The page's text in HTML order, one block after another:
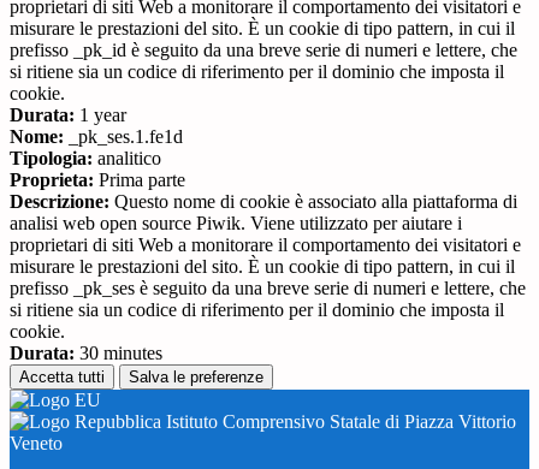
proprietari di siti Web a monitorare il comportamento dei visitatori e
misurare le prestazioni del sito. È un cookie di tipo pattern, in cui il
prefisso _pk_id è seguito da una breve serie di numeri e lettere, che
si ritiene sia un codice di riferimento per il dominio che imposta il
cookie.
Durata: 1 year
Nome: _pk_ses.1.fe1d
Tipologia: analitico
Proprieta: Prima parte
Descrizione: Questo nome di cookie è associato alla piattaforma di
analisi web open source Piwik. Viene utilizzato per aiutare i
proprietari di siti Web a monitorare il comportamento dei visitatori e
misurare le prestazioni del sito. È un cookie di tipo pattern, in cui il
prefisso _pk_ses è seguito da una breve serie di numeri e lettere, che
si ritiene sia un codice di riferimento per il dominio che imposta il
cookie.
Durata: 30 minutes
Accetta tutti Salva le preferenze
Istituto Comprensivo Statale di Piazza Vittorio
Veneto